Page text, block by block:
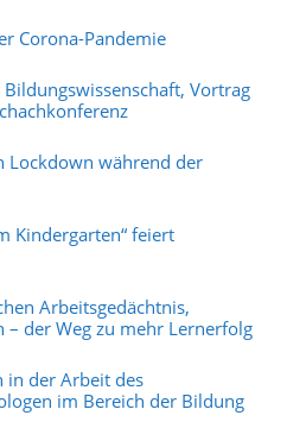
Corona-Pandemie
Vortrag
Lockdown während der
Kindergarten“ feiert
Arbeitsgedächtnis,
– der Weg zu mehr Lernerfolg
in der Arbeit des
im Bereich der Bildung